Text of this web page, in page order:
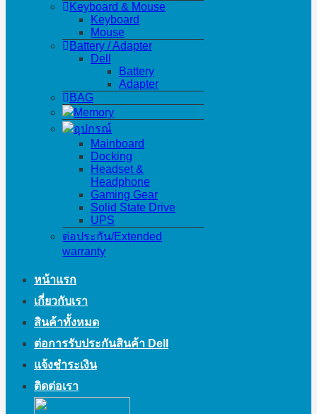
Keyboard & Mouse
Keyboard
Mouse
Battery / Adapter
Dell
Battery
Adapter
BAG
Memory
อุปกรณ์
Mainboard
Docking
Headset &
Headphone
Gaming Gear
Solid State Drive
UPS
ต่อประกัน/Extended
warranty
หน้าแรก
เกี่ยวกับเรา
สินค้าทั้งหมด
ต่อการรับประกันสินค้า Dell
แจ้งชำระเงิน
ติดต่อเรา